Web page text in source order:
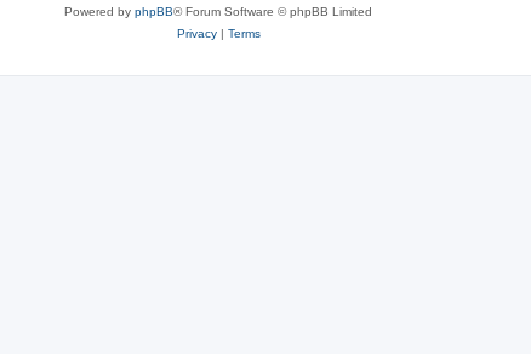
Powered by phpBB® Forum Software © phpBB Limited
Privacy| Terms